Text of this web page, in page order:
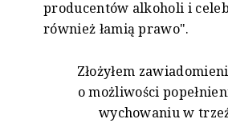
producentów alkoholi i
również łamią prawo".
Złożyłem
o możliwości
wychowaniu w